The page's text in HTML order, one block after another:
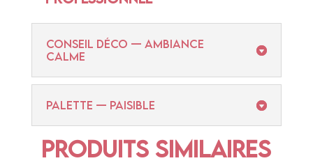
CONSEIL DÉCO — AMBIANCE
CALME
PALETTE — PAISIBLE
Produits similaires